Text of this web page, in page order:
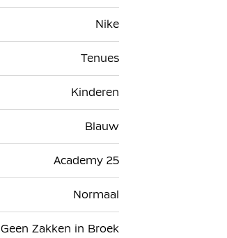
Nike
Tenues
Kinderen
Blauw
Academy 25
Normaal
Geen Zakken in Broek